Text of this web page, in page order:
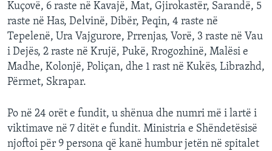
Kuçovë, 6 raste në Kavajë, Mat, Gjirokastër, Sarandë, 5
raste në Has, Delvinë, Dibër, Peqin, 4 raste në
Tepelenë, Ura Vajgurore, Prrenjas, Vorë, 3 raste në Vau
i Dejës, 2 raste në Krujë, Pukë, Rrogozhinë, Malësi e
Madhe, Kolonjë, Poliçan, dhe 1 rast në Kukës, Librazhd,
Përmet, Skrapar.
Po në 24 orët e fundit, u shënua dhe numri më i lartë i
viktimave në 7 ditët e fundit. Ministria e Shëndetësisë
njoftoi për 9 persona që kanë humbur jetën në spitalet